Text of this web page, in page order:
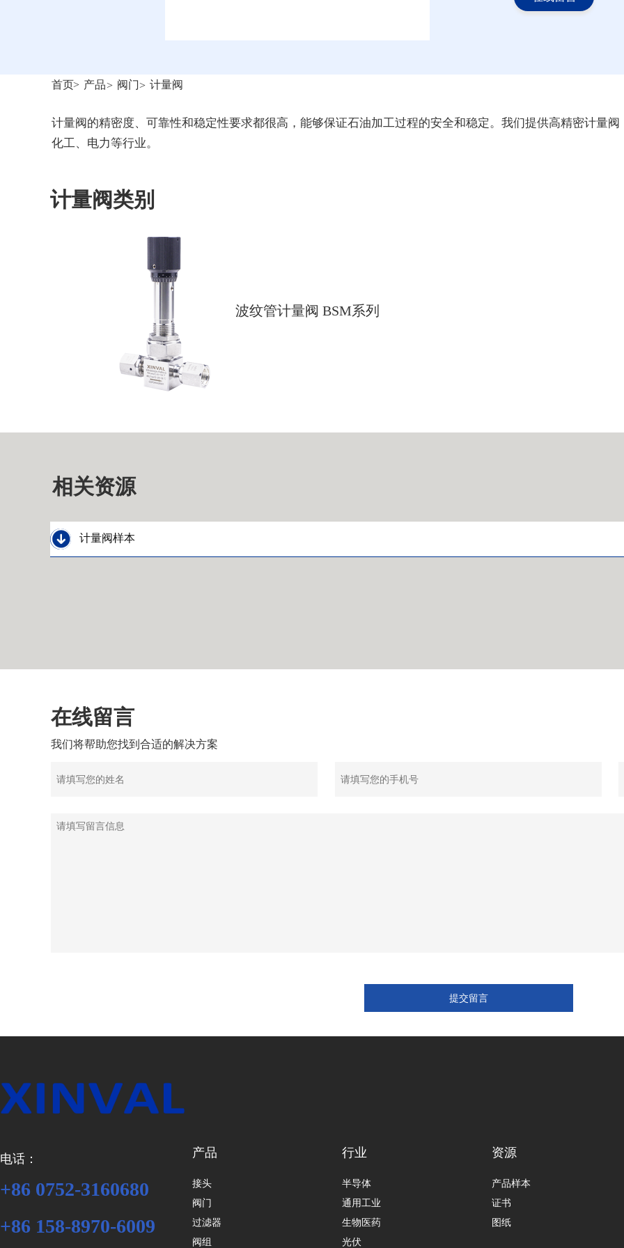
首页> 产品> 阀门> 计量阀
计量阀类别
波纹管计量阀 BSM系列
计量阀的精密度、可靠性和稳定性要求都很高，能够保证石油加工过程的安全和稳定。我们提供高精密计量
化工、电力等行业。
相关资源
 计量阀样本
在线留言
我们将帮助您找到合适的解决方案
产品
接头
阀门
过滤器
阀组
行业
半导体
通用工业
生物医药
光伏
资源
产品样本
证书
图纸
电话：
+86 0752-3160680
+86 158-8970-6009